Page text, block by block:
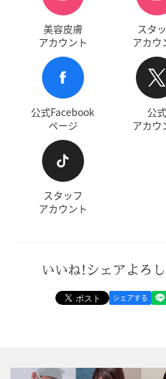
美容皮膚
アカウント
スタ
アカウ
公式Facebook
ページ
公式
アカウ
スタッフ
アカウント
いいね!シェアよろ
シェアする